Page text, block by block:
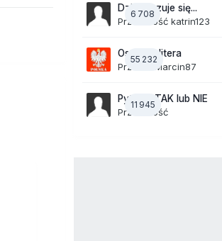
6 708
Dzisiaj czuje się...
Przez Gość katrin123
55 232
Ostatnia litera
Przez
19Marcin87
11 945
Pytania TAK lub NIE
Przez Gość